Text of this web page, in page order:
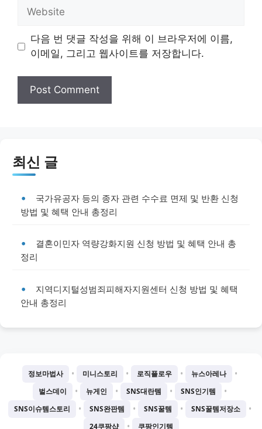
Website
다음 번 댓글 작성을 위해 이 브라우저에 이름,
이메일, 그리고 웹사이트를 저장합니다.
최신 글
국가유공자 등의 종자 관련 수수료 면제 및 반환 신청
방법 및 혜택 안내 총정리
결혼이민자 역량강화지원 신청 방법 및 혜택 안내 총
정리
지역디지털성범죄피해자지원센터 신청 방법 및 혜택
안내 총정리
정보마법사 • 미니스토리 • 로직플로우 • 뉴스아레나 •
벌스데이 • 뉴게인 • SNS대란템 • SNS인기템 •
SNS이슈템스토리 • SNS완판템 • SNS꿀템 • SNS꿀템저장소 •
24쿠팡샵 • 쿠팡인기템